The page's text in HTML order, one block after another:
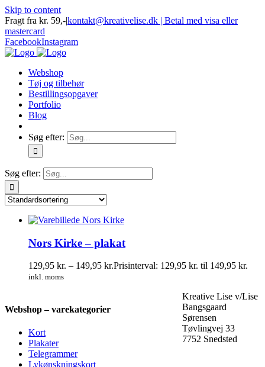
Skip to content
Fragt fra kr. 59,-|kontakt@kreativelise.dk | Betal med visa eller
mastercard
FacebookInstagram
Webshop
Tøj og tilbehør
Bestillingsopgaver
Portfolio
Blog
Søg efter:
Søg efter:
Nors Kirke – plakat
129,95 kr. – 149,95 kr.Prisinterval: 129,95 kr. til 149,95 kr.
inkl. moms
Webshop – varekategorier
Kort
Plakater
Telegrammer
Lykønskningskort
Kreative Lise v/Lise
Bangsgaard
Sørensen
Tøvlingvej 33
7752 Snedsted